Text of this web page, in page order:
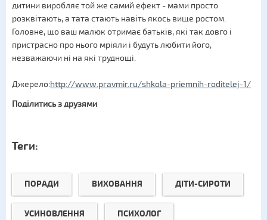
дитини виробляє той же самий ефект - мами просто
розквітають, а тата стають навіть якось вище ростом.
Головне, що ваш малюк отримає батьків, які так довго і
пристрасно про нього мріяли і будуть любити його,
незважаючи ні на які труднощі.
Джерело:http://www.pravmir.ru/shkola-priemnih-roditelej-1/
Поділитись з друзями
Теги:
ПОРАДИ ВИХОВАННЯ ДІТИ-СИРОТИ
УСИНОВЛЕННЯ ПСИХОЛОГ